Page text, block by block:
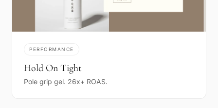
PERFORMANCE
Hold On Tight
Pole grip gel. 26x+ ROAS.